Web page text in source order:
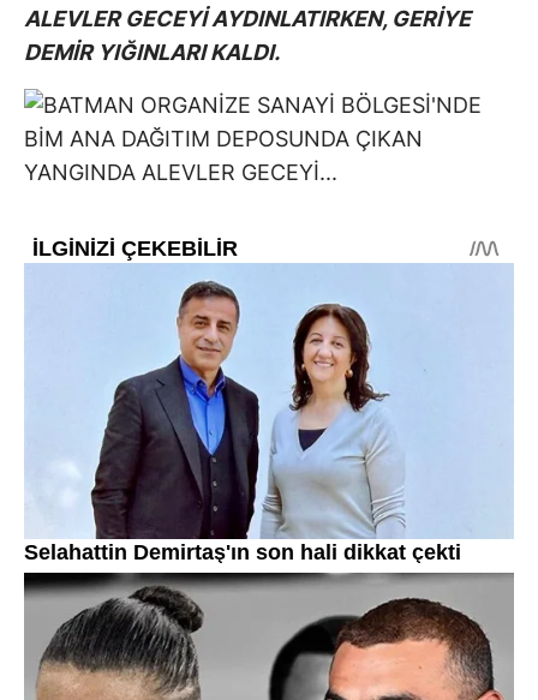
ALEVLER GECEYİ AYDINLATIRKEN, GERİYE
DEMİR YIĞINLARI KALDI.